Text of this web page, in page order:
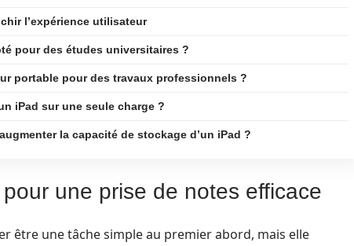
l’expérience utilisateur
pour des études universitaires ?
portable pour des travaux professionnels ?
iPad sur une seule charge ?
la capacité de stockage d’un iPad ?
une prise de notes efficace
être une tâche simple au premier abord, mais elle